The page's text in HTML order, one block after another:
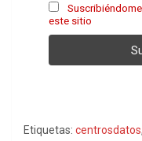
este sitio
Etiquetas: centrosdatos,